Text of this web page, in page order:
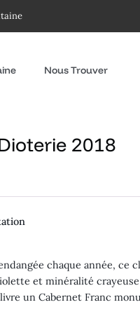
Nous Trouver
2018
chaque année, ce
et minéralité
un Cabernet Franc